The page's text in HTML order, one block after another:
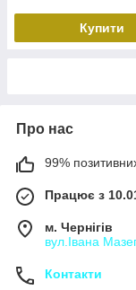
Купити
Про нас
99%
Працює з
м. Чернігів
вул.Івана
Контакти